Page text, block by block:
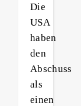
Die
USA
haben
den
Abschuss
als
einen